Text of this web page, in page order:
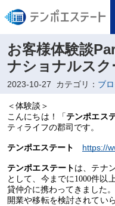
お客様体験談
ナショナルスク
2023-10-27 カテゴリ： ブ
＜体験談＞
こんにちは！「 テンポエス
ティライフの郡司です。
テンポエステート https://
テンポエステート は、テナ
として、今までに1000件以
貸仲介に携わってきました。
開業や移転を検討されてい